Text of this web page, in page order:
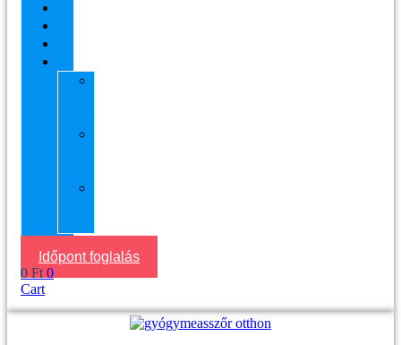
Időpont foglalás
0 Ft 0
Cart